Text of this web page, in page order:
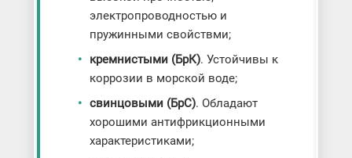
электропроводностью и
пружинными свойствми;
кремнистыми (БрК). Устойчивы к
коррозии в морской воде;
свинцовыми (БрС). Обладают
хорошими антифрикционными
характеристиками;